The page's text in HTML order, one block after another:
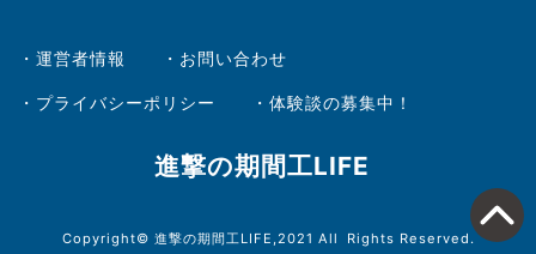
運営者情報 お問い合わせ
プライバシーポリシー 体験談の募集中！
進撃の期間工LIFE
Copyright© 進撃の期間工LIFE,2021 All Rights Reserved.